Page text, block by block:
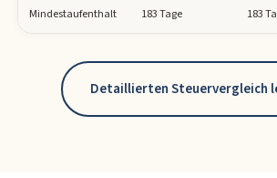
Mindestaufenthalt 183 Tage 183
Detaillierten Steuervergleich